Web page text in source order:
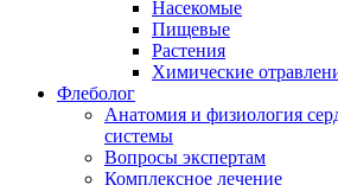
Насекомые
Пищевые
Растения
Химические
Флеболог
Анатомия и физиология
системы
Вопросы экспертам
Комплексное лечение